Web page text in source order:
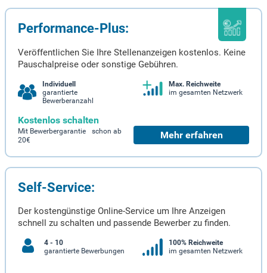
Performance-Plus:
Veröffentlichen Sie Ihre Stellenanzeigen kostenlos. Keine
Pauschalpreise oder sonstige Gebühren.
Individuell
garantierte
Bewerberanzahl
Max. Reichweite
im gesamten Netzwerk
Kostenlos schalten
Mit Bewerbergarantie schon ab
20€
Mehr erfahren
Self-Service:
Der kostengünstige Online-Service um Ihre Anzeigen
schnell zu schalten und passende Bewerber zu finden.
4 - 10
garantierte Bewerbungen
100% Reichweite
im gesamten Netzwerk